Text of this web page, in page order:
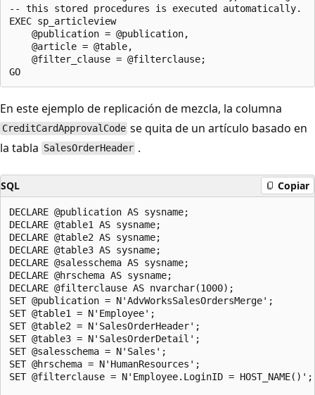
-- this stored procedures is executed automatically.
EXEC sp_articleview
    @publication = @publication,
    @article = @table,
    @filter_clause = @filterclause;
En este ejemplo de replicación de mezcla, la columna
CreditCardApprovalCode se quita de un artículo basado en
la tabla SalesOrderHeader .
SQL Copiar
DECLARE @publication AS sysname;
DECLARE @table1 AS sysname;
DECLARE @table2 AS sysname;
DECLARE @table3 AS sysname;
DECLARE @salesschema AS sysname;
DECLARE @hrschema AS sysname;
DECLARE @filterclause AS nvarchar(1000);
SET @publication = N'AdvWorksSalesOrdersMerge';
SET @table1 = N'Employee';
SET @table2 = N'SalesOrderHeader';
SET @table3 = N'SalesOrderDetail';
SET @salesschema = N'Sales';
SET @hrschema = N'HumanResources';
SET @filterclause = N'Employee.LoginID = HOST_NAME()';